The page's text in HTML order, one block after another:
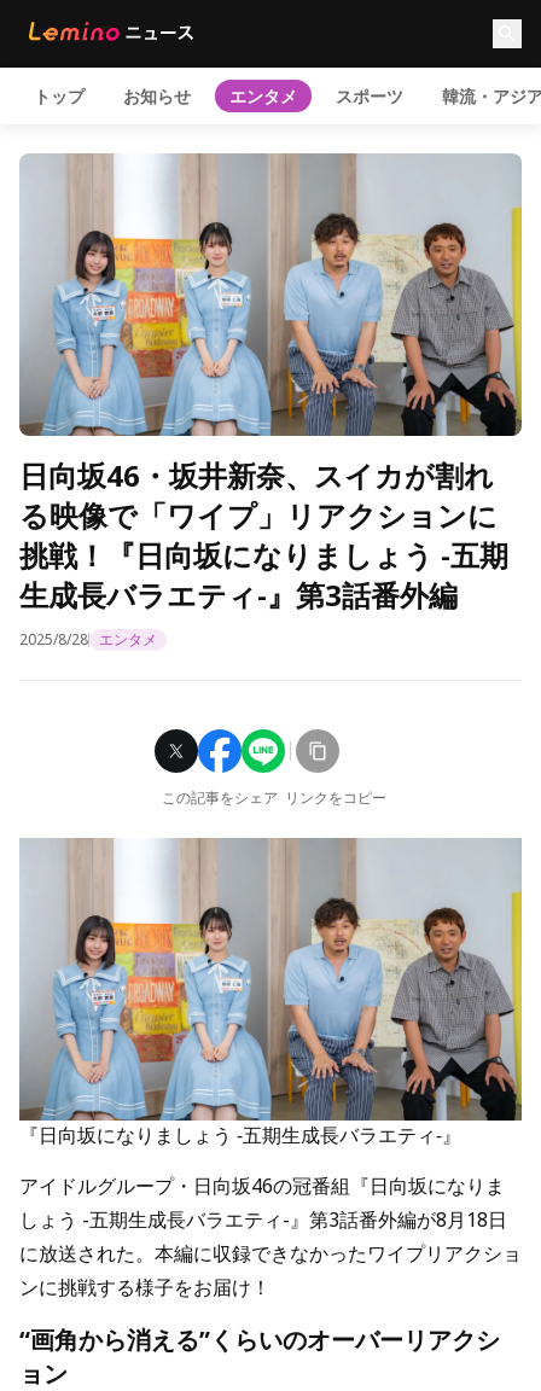
トップ お知らせ エンタメ スポーツ 韓流・アジ
日向坂46・坂井新奈、スイカが割れ
る映像で「ワイプ」リアクションに
挑戦！『日向坂になりましょう -五期
生成長バラエティ-』第3話番外編
2025/8/28 エンタメ
この記事をシェア リンクをコピー
『日向坂になりましょう -五期生成長バラエティ-』
アイドルグループ・日向坂46の冠番組『日向坂になりま
しょう -五期生成長バラエティ-』第3話番外編が8月18日
に放送された。本編に収録できなかったワイプリアクショ
ンに挑戦する様子をお届け！
“画角から消える”くらいのオーバーリアクシ
ョン